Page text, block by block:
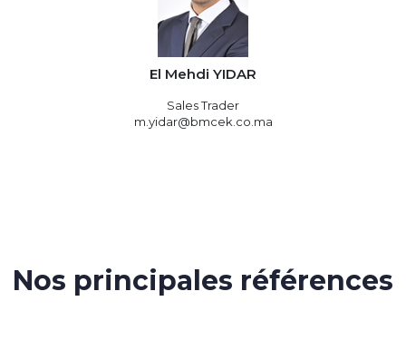
El Mehdi YIDAR
Sales Trader
m.yidar@bmcek.co.ma
Nos principales références